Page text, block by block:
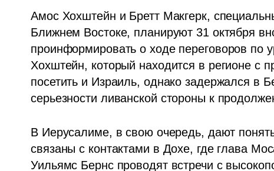
Амос Хохштейн и Бретт Макгерк,
Ближнем Востоке, планируют 31 октября
проинформировать о ходе переговоров по
Хохштейн, который находится в регионе с
посетить и Израиль, однако задержался в
серьезности ливанской стороны к
В Иерусалиме, в свою очередь, дают
связаны с контактами в Дохе, где глава
Уильямс Бернс проводят встречи с